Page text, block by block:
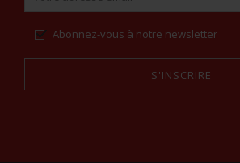
Abonnez-vous à notre newsletter
S'INSCRIRE